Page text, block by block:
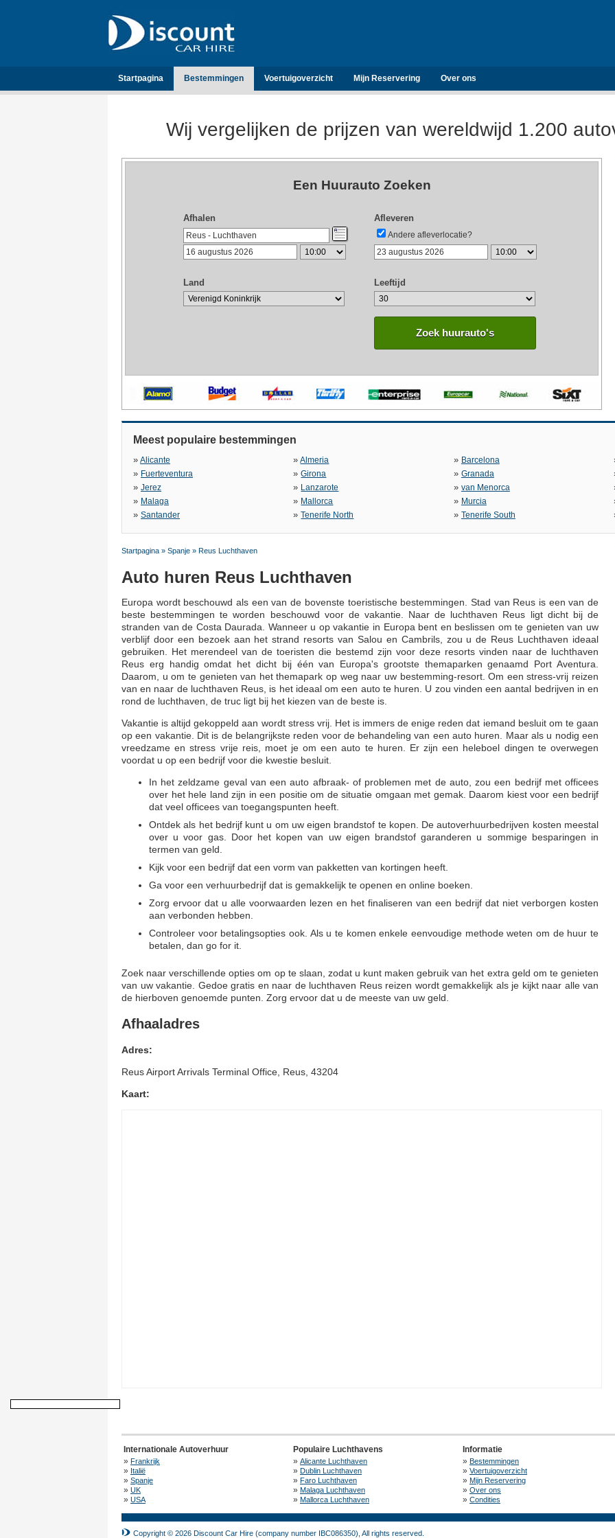
Startpagina Bestemmingen Voertuigoverzicht Mijn Reservering Over ons
Wij vergelijken de prijzen van wereldwijd 1.200
Een Huurauto Zoeken
Afhalen Afleveren
Andere afleverlocatie?
Land Leeftijd
Zoek huurauto's
Meest populaire bestemmingen
» Alicante »Almeria » Barcelona
» Fuerteventura »Girona » Granada
» Jerez » Lanzarote » van Menorca
» Malaga » Mallorca » Murcia
» Santander »Tenerife North » Tenerife South
Startpagina » Spanje » Reus Luchthaven
Auto huren Reus Luchthaven
Europa wordt beschouwd als een van de bovenste toeristische bestemmingen. Stad van Reus is een van de
beste bestemmingen te worden beschouwd voor de vakantie. Naar de luchthaven Reus ligt dicht bij de
stranden van de Costa Daurada. Wanneer u op vakantie in Europa bent en beslissen om te genieten van uw
verblijf door een bezoek aan het strand resorts van Salou en Cambrils, zou u de Reus Luchthaven ideaal
gebruiken. Het merendeel van de toeristen die bestemd zijn voor deze resorts vinden naar de luchthaven
Reus erg handig omdat het dicht bij één van Europa's grootste themaparken genaamd Port Aventura.
Daarom, u om te genieten van het themapark op weg naar uw bestemming-resort. Om een stress-vrij reizen
van en naar de luchthaven Reus, is het ideaal om een auto te huren. U zou vinden een aantal bedrijven in en
rond de luchthaven, de truc ligt bij het kiezen van de beste is.
Vakantie is altijd gekoppeld aan wordt stress vrij. Het is immers de enige reden dat iemand besluit om te gaan
op een vakantie. Dit is de belangrijkste reden voor de behandeling van een auto huren. Maar als u nodig een
vreedzame en stress vrije reis, moet je om een auto te huren. Er zijn een heleboel dingen te overwegen
voordat u op een bedrijf voor die kwestie besluit.
In het zeldzame geval van een auto afbraak- of problemen met de auto, zou een bedrijf met officees
over het hele land zijn in een positie om de situatie omgaan met gemak. Daarom kiest voor een bedrijf
dat veel officees van toegangspunten heeft.
Ontdek als het bedrijf kunt u om uw eigen brandstof te kopen. De autoverhuurbedrijven kosten meestal
over u voor gas. Door het kopen van uw eigen brandstof garanderen u sommige besparingen in
termen van geld.
Kijk voor een bedrijf dat een vorm van pakketten van kortingen heeft.
Ga voor een verhuurbedrijf dat is gemakkelijk te openen en online boeken.
Zorg ervoor dat u alle voorwaarden lezen en het finaliseren van een bedrijf dat niet verborgen kosten
aan verbonden hebben.
Controleer voor betalingsopties ook. Als u te komen enkele eenvoudige methode weten om de huur te
betalen, dan go for it.
Zoek naar verschillende opties om op te slaan, zodat u kunt maken gebruik van het extra geld om te genieten
van uw vakantie. Gedoe gratis en naar de luchthaven Reus reizen wordt gemakkelijk als je kijkt naar alle van
de hierboven genoemde punten. Zorg ervoor dat u de meeste van uw geld.
Afhaaladres
Adres:
Reus Airport Arrivals Terminal Office, Reus, 43204
Kaart:
Internationale Autoverhuur
» Frankrijk
» Italië
» Spanje
» UK
» USA
Populaire Luchthavens
» Alicante Luchthaven
» Dublin Luchthaven
» Faro Luchthaven
» Malaga Luchthaven
» Mallorca Luchthaven
Informatie
» Bestemmingen
» Voertuigoverzicht
» Mijn Reservering
» Over ons
» Condities
Copyright © 2026 Discount Car Hire (company number IBC086350), All rights reserved.